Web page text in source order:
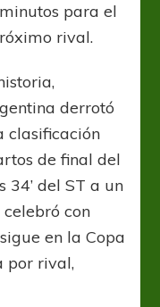
para el
rival.
derrotó
clasificación
de final del
34’ del ST a un
con
en la Copa
por rival,